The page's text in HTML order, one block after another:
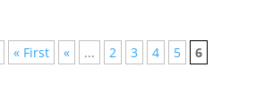
« First « ... 2 3 4 5 6